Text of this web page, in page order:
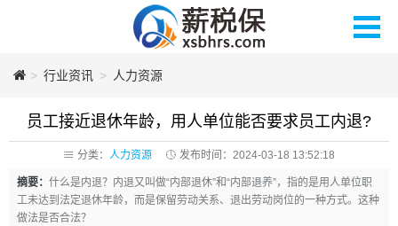
薪税保人力
> 行业资讯 > 人力资源
员工接近退休年龄，用人单位能否要求员工内退?
分类： 人力资源 发布时间：2024-03-18 13:52:18
摘要： 什么是内退？内退又叫做“内部退休”和“内部退养”，指的是用人单位职
工未达到法定退休年龄，而是保留劳动关系、退出劳动岗位的一种方式。这种
做法是否合法？